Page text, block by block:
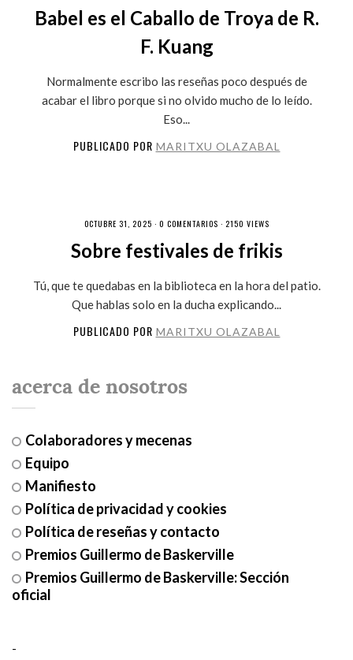
Babel es el Caballo de Troya de R.
F. Kuang
Normalmente escribo las reseñas poco después de
acabar el libro porque si no olvido mucho de lo leído.
Eso...
PUBLICADO POR MARITXU OLAZABAL
OCTUBRE 31, 2025 · 0 COMENTARIOS · 2150 VIEWS
Sobre festivales de frikis
Tú, que te quedabas en la biblioteca en la hora del patio.
Que hablas solo en la ducha explicando...
PUBLICADO POR MARITXU OLAZABAL
acerca de nosotros
Colaboradores y mecenas
Equipo
Manifiesto
Política de privacidad y cookies
Política de reseñas y contacto
Premios Guillermo de Baskerville
Premios Guillermo de Baskerville: Sección
oficial
-